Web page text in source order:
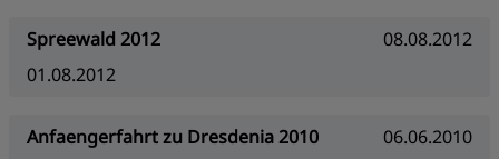
Spreewald 2012
08.08.2012
01.08.2012
Anfaengerfahrt zu Dresdenia 2010
06.06.2010